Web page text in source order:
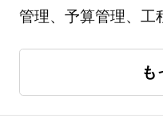
管理、予算管理、工